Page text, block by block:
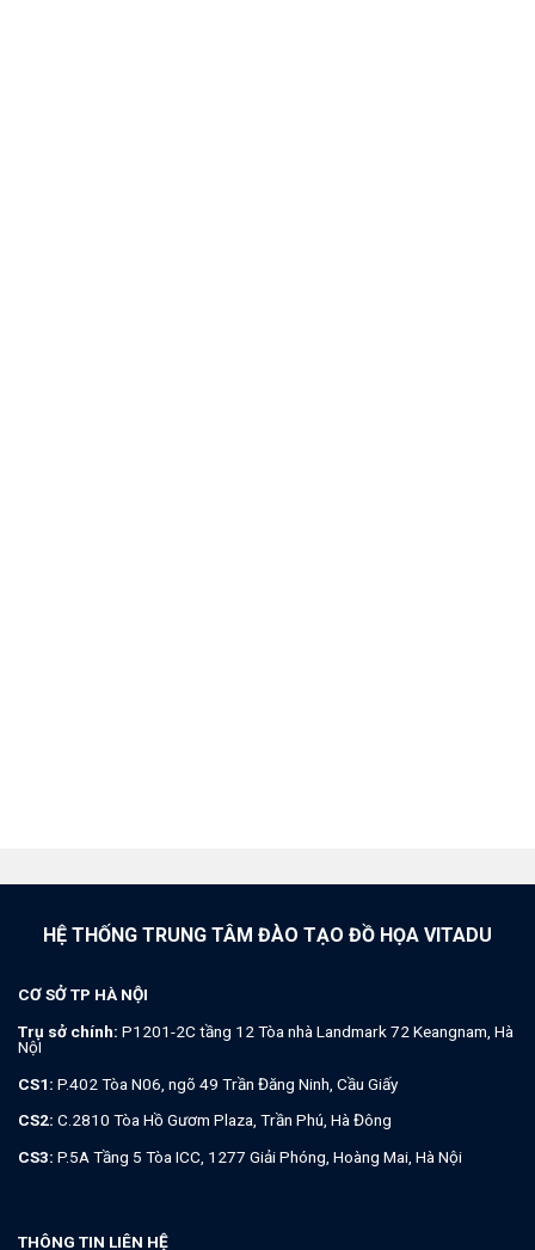
HỆ THỐNG TRUNG TÂM ĐÀO TẠO ĐỒ HỌA VITADU
CƠ SỞ TP HÀ NỘI
Trụ sở chính: P1201-2C tầng 12 Tòa nhà Landmark 72 Keangnam, Hà
NộI
CS1: P.402 Tòa N06, ngõ 49 Trần Đăng Ninh, Cầu Giấy
CS2: C.2810 Tòa Hồ Gươm Plaza, Trần Phú, Hà Đông
CS3: P.5A Tầng 5 Tòa ICC, 1277 Giải Phóng, Hoàng Mai, Hà Nội
THÔNG TIN LIÊN HỆ